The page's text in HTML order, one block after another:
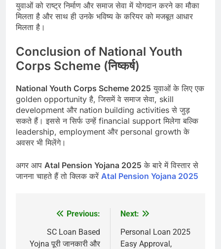
युवाओं को राष्ट्र निर्माण और समाज सेवा में योगदान करने का मौका
मिलता है और साथ ही उनके भविष्य के करियर को मजबूत आधार
मिलता है।
Conclusion of National Youth
Corps Scheme (निष्कर्ष)
National Youth Corps Scheme 2025 युवाओं के लिए एक
golden opportunity है, जिसमें वे समाज सेवा, skill
development और nation building activities से जुड़
सकते हैं। इससे न सिर्फ उन्हें financial support मिलेगा बल्कि
leadership, employment और personal growth के
अवसर भी मिलेंगे।
अगर आप Atal Pension Yojana 2025 के बारे में विस्तार से
जानना चाहते हैं तो क्लिक करें Atal Pension Yojana 2025
navigation
Previous:
SC Loan Based
Yojna पूरी जानकारी और
Next:
Personal Loan 2025
Easy Approval,